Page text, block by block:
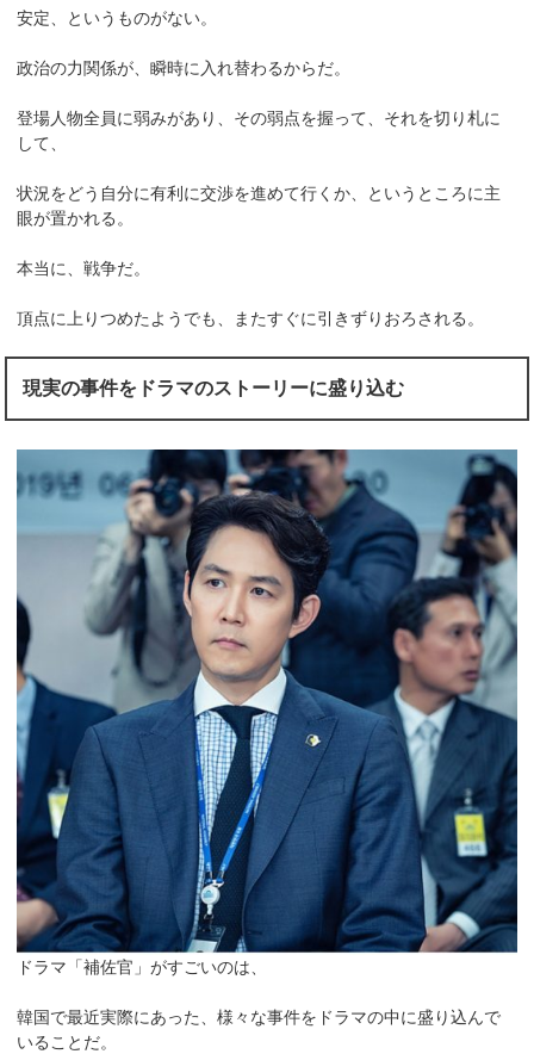
安定、というものがない。
政治の力関係が、瞬時に入れ替わるからだ。
登場人物全員に弱みがあり、その弱点を握って、それを切り札に
して、
状況をどう自分に有利に交渉を進めて行くか、というところに主
眼が置かれる。
本当に、戦争だ。
頂点に上りつめたようでも、またすぐに引きずりおろされる。
現実の事件をドラマのストーリーに盛り込む
ドラマ「補佐官」がすごいのは、
韓国で最近実際にあった、様々な事件をドラマの中に盛り込んで
いることだ。